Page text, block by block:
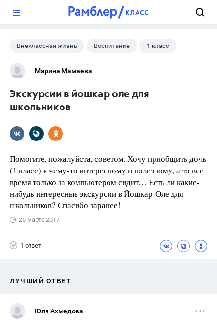
Внеклассная жизнь Воспитание 1 класс
Марина Мамаева
Экскурсии в йошкар оле для
школьников
Помогите, пожалуйста, советом. Хочу приобщить дочь
(1 класс) к чему-то интересному и полезному, а то все
время только за компьютером сидит… Есть ли какие-
нибудь интересные экскурсии в Йошкар-Оле для
школьников? Спасибо заранее!
26 марта 2017
1 ответ
ЛУЧШИЙ ОТВЕТ
Юля Ахмедова